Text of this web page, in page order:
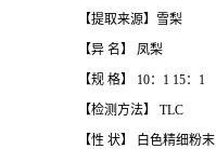
【提取来源】雪梨
【异 名】 凤梨
【规 格】 10：1 15：1
【检测方法】 TLC
【性 状】 白色精细粉末